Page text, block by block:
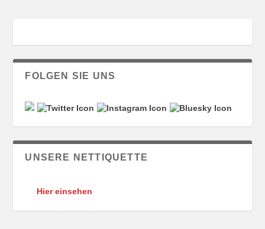
FOLGEN SIE UNS
UNSERE NETTIQUETTE
Hier einsehen